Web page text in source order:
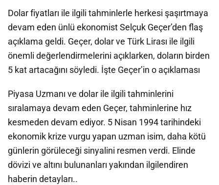
Dolar fiyatları ile ilgili tahminlerle herkesi şaşırtmaya
devam eden ünlü ekonomist Selçuk Geçer’den flaş
açıklama geldi. Geçer, dolar ve Türk Lirası ile ilgili
önemli değerlendirmelerini açıklarken, doların birden
5 kat artacağını söyledi. İşte Geçer’in o açıklaması
Piyasa Uzmanı ve dolar ile ilgili tahminlerini
sıralamaya devam eden Geçer, tahminlerine hız
kesmeden devam ediyor. 5 Nisan 1994 tarihindeki
ekonomik krize vurgu yapan uzman isim, daha kötü
günlerin görüleceği sinyalini resmen verdi. Elinde
dövizi ve altını bulunanları yakından ilgilendiren
haberin detayları..